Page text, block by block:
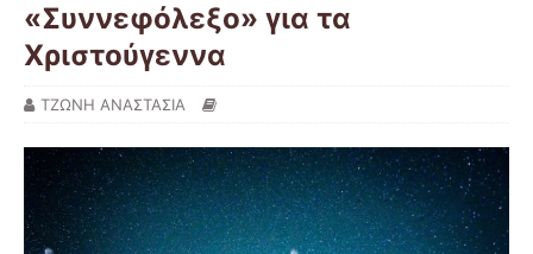
«Συννεφόλεξο» για τα
Χριστούγεννα
ΤΖΩΝΗ ΑΝΑΣΤΑΣΙΑ